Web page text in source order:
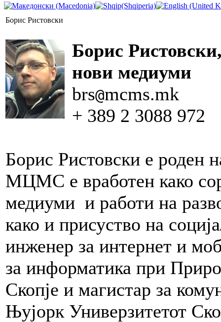
Борис Ристовски
Борис
нови медиуми
brs@mcms.mk
+ 389 2 3088 972
Борис Ристовски е роден
МЦМС е вработен како
медиуми и работи на
како и присуство на
инженер за интернет и
за информатика при
Скопје и магистар за
Њујорк Универзитетот